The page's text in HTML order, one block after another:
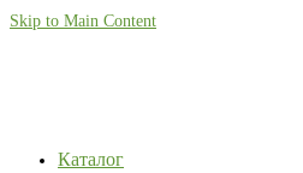
Skip to Main Content
Каталог